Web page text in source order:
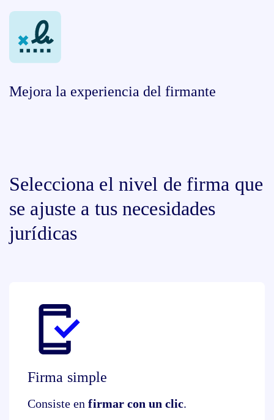
Mejora la experiencia del firmante
Selecciona el nivel de firma que
se ajuste a tus necesidades
jurídicas
Firma simple
Consiste en firmar con un clic.